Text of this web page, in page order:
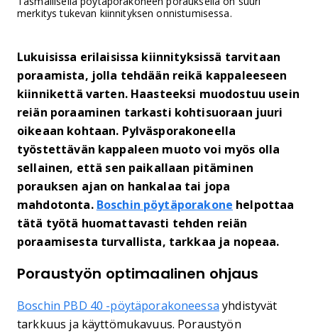
merkitys tukevan kiinnityksen onnistumisessa.
Lukuisissa erilaisissa kiinnityksissä tarvitaan
poraamista, jolla tehdään reikä kappaleeseen
kiinnikettä varten. Haasteeksi muodostuu usein
reiän poraaminen tarkasti kohtisuoraan juuri
oikeaan kohtaan. Pylväsporakoneella
työstettävän kappaleen muoto voi myös olla
sellainen, että sen paikallaan pitäminen
porauksen ajan on hankalaa tai jopa
mahdotonta. Boschin pöytäporakone helpottaa
tätä työtä huomattavasti tehden reiän
poraamisesta turvallista, tarkkaa ja nopeaa.
Poraustyön optimaalinen ohjaus
Boschin PBD 40 -pöytäporakoneessa yhdistyvät
tarkkuus ja käyttömukavuus. Poraustyön